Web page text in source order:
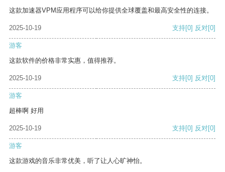
这款加速器VPM应用程序可以给你提供全球覆盖和最高安全性的连接。
2025-10-19 支持[0] 反对[0]
游客
这款软件的价格非常实惠，值得推荐。
2025-10-19 支持[0] 反对[0]
游客
超棒啊 好用
2025-10-19 支持[0] 反对[0]
游客
这款游戏的音乐非常优美，听了让人心旷神怡。